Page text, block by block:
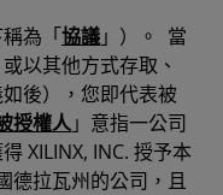
為「協議」）。 當
以其他方式存取、
後），您即代表被
授權人」意指一公司
XILINX, INC. 授予本
德拉瓦州的公司，且